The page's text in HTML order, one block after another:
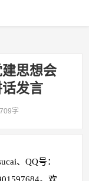
思想会
发言
字
、QQ号：